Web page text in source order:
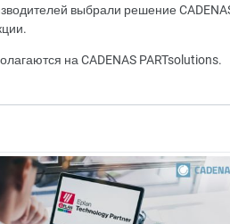
выбрали решение
на CADENAS PARTsolutions.